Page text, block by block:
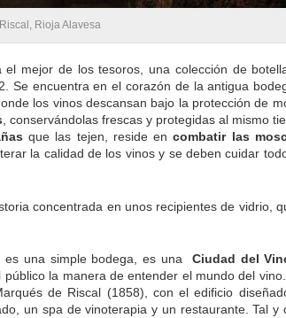
Rioja Alavesa
mejor de los tesoros, una colección de
Se encuentra en el corazón de la antigua
los vinos descansan bajo la protección de
, conservándolas frescas y protegidas al mismo
que las tejen, reside encombatir las
la calidad de los vinos y se deben cuidar
concentrada en unos recipientes de vidrio,
es una simple bodega, es una Ciudad del
la manera de entender el mundo del
de Riscal (1858), con el edificio
un spa de vinoterapia y un restaurante. Tal y